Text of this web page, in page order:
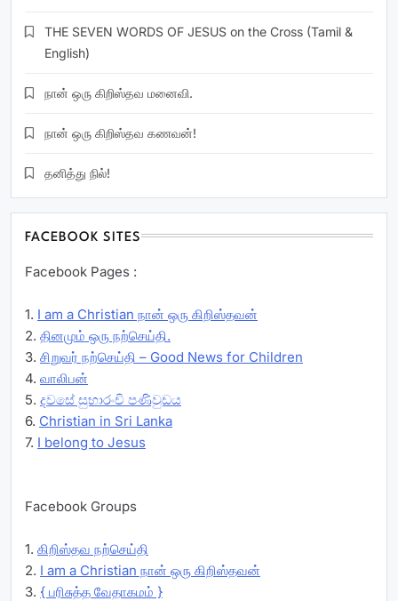
THE SEVEN WORDS OF JESUS on the Cross (Tamil &
English)
நான் ஒரு கிறிஸ்தவ மனைவி.
நான் ஒரு கிறிஸ்தவ கணவன்!
தனித்து நில்!
FACEBOOK SITES
Facebook Pages :
1. I am a Christian நான் ஒரு கிறிஸ்தவன்
2. தினமும் ஒரு நற்செய்தி.
3. சிறுவர் நற்செய்தி – Good News for Children
4. வாலிபன்
5. දවසේ සුභාරංචි පණිවුඩය
6. Christian in Sri Lanka
7. I belong to Jesus
Facebook Groups
1. கிறிஸ்தவ நற்செய்தி
2. I am a Christian நான் ஒரு கிறிஸ்தவன்
3. { பரிசுத்த வேதாகமம் }